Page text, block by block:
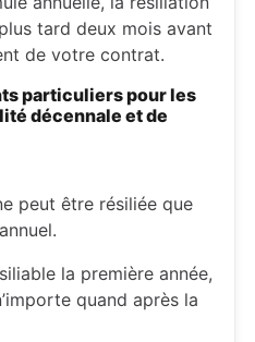
tard deux mois avant
de votre contrat.
particuliers pour les
décennale et de
peut être résiliée que
la première année,
quand après la